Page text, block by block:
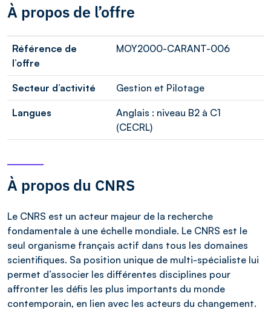
À propos de l’offre
Référence de
l’offre
MOY2000-CARANT-006
Secteur d’activité Gestion et Pilotage
Langues
Anglais : niveau B2 à C1
(CECRL)
À propos du CNRS
Le CNRS est un acteur majeur de la recherche
fondamentale à une échelle mondiale. Le CNRS est le
seul organisme français actif dans tous les domaines
scientifiques. Sa position unique de multi-spécialiste lui
permet d’associer les différentes disciplines pour
affronter les défis les plus importants du monde
contemporain, en lien avec les acteurs du changement.